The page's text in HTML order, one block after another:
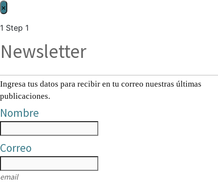
×
1 Step 1
Newsletter
Ingresa tus datos para recibir en tu correo nuestras últimas
publicaciones.
Nombre
Correo
email